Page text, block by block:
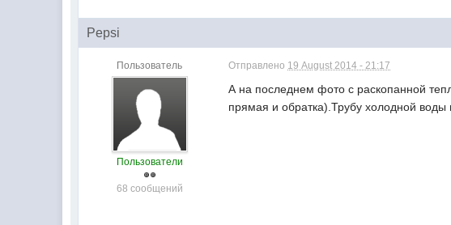
Pepsi
Пользователь
Пользователи
68 сообщений
Отправлено 19 August 2014 - 21:17
А на последнем фото с раскопанной
прямая и обратка).Трубу холодной воды